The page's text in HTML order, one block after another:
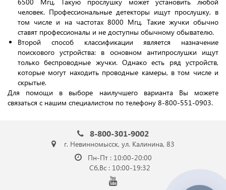
человек. Профессиональные детекторы ищут прослушку, в
том числе и на частотах 8000 Мгц. Такие жучки обычно
ставят профессионалы и не доступны обычному обывателю.
Второй способ классификации является назначение
поискового устройства: в основном антипрослушки ищут
только беспроводные жучки. Однако есть ряд устройств,
которые могут находить проводные камеры, в том числе и
скрытые.
Для помощи в выборе наилучшего варианта Вы можете
связаться с нашим специалистом по телефону 8-800-551-0903.
8-800-301-9002
г. Невинномысск, ул. Калинина, 83
Пн-Пт : 10:00-20:00
Сб,Вс : 10:00-19:32